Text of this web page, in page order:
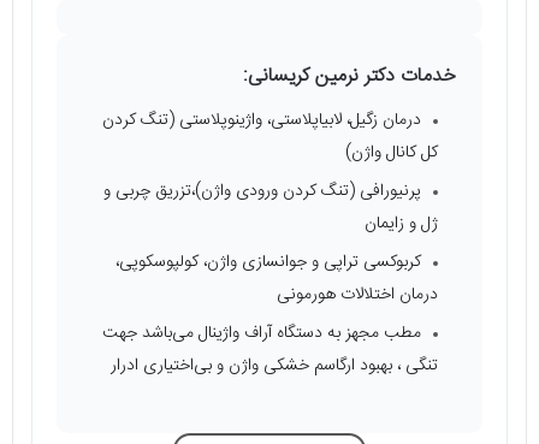
خدمات دکتر نرمین کریسانی:
درمان زگیل، لابیاپلاستی، واژینوپلاستی (تنگ کردن
کل کانال واژن)
پرنیورافی (تنگ کردن ورودی واژن)،تزریق چربی و
ژل و زایمان
کربوکسی تراپی و جوانسازی واژن، کولپوسکوپی،
درمان اختلالات هورمونی
مطب مجهز به دستگاه آراف واژینال می‌باشد جهت
تنگی ، بهبود ارگاسم خشکی واژن و بی‌اختیاری ادرار